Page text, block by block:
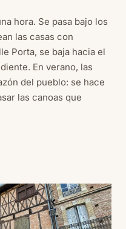
hora. Se pasa bajo los
las casas con
Porta, se baja hacia el
En verano, las
del pueblo: se hace
las canoas que